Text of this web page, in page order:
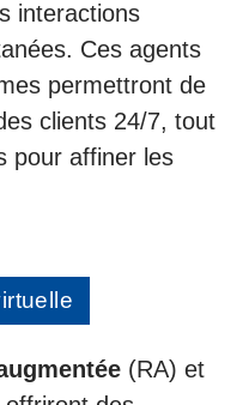
interactions
Ces agents
permettront de
clients 24/7, tout
pour affiner les
(RA) et